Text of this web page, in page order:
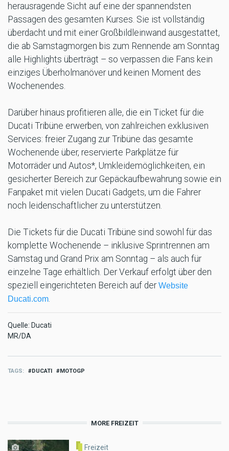
herausragende Sicht auf eine der spannendsten
Passagen des gesamten Kurses. Sie ist vollständig
überdacht und mit einer Großbildleinwand ausgestattet,
die ab Samstagmorgen bis zum Rennende am Sonntag
alle Highlights überträgt – so verpassen die Fans kein
einziges Überholmanöver und keinen Moment des
Wochenendes.
Darüber hinaus profitieren alle, die ein Ticket für die
Ducati Tribüne erwerben, von zahlreichen exklusiven
Services: freier Zugang zur Tribüne das gesamte
Wochenende über, reservierte Parkplätze für
Motorräder und Autos*, Umkleidemöglichkeiten, ein
gesicherter Bereich zur Gepäckaufbewahrung sowie ein
Fanpaket mit vielen Ducati Gadgets, um die Fahrer
noch leidenschaftlicher zu unterstützen.
Die Tickets für die Ducati Tribüne sind sowohl für das
komplette Wochenende – inklusive Sprintrennen am
Samstag und Grand Prix am Sonntag – als auch für
einzelne Tage erhältlich. Der Verkauf erfolgt über den
speziell eingerichteten Bereich auf derWebsite
Ducati.com
Quelle: Ducati
MR/DA
TAGS DUCATI MOTOGP
MORE FREIZEIT
Freizeit